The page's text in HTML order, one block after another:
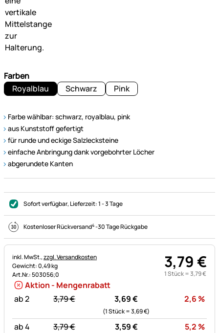
Farben
Royalblau
Schwarz Pink
Farbe wählbar: schwarz, royalblau, pink
aus Kunststoff gefertigt
für runde und eckige Salzlecksteine
einfache Anbringung dank vorgebohrter Löcher
abgerundete Kanten
Sofort verfügbar, Lieferzeit:1 - 3 Tage
Kostenloser Rückversand4-30 Tage Rückgabe
Steuerhinweis:
inkl. MwSt.,zzgl. Versandkosten
Gewicht: 0,49 kg
Art.Nr.: 503056;0
3,79€
1 Stück =3,79€
Aktion - Mengenrabatt
ab 2
statt:
3,79€ 3,69€
(1 Stück =3,69€)
2,6 %
ab 4 statt:
3,79€ 3,59€ 5,2 %